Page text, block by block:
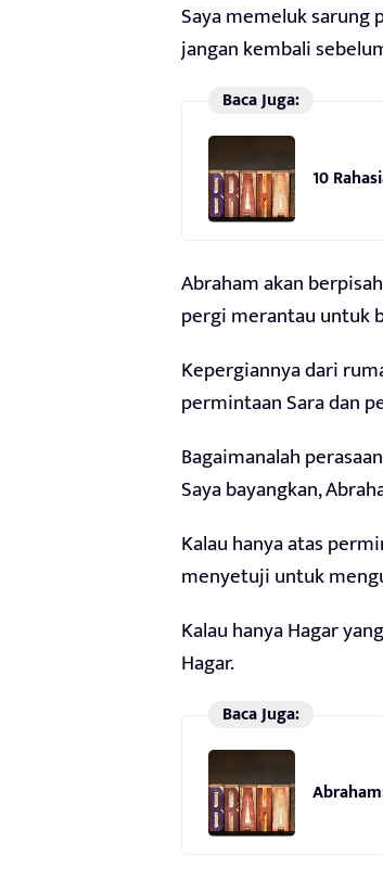
Saya memeluk sarung
jangan kembali
Baca Juga:
10
Abraham akan
pergi merantau untuk
Kepergiannya dari
permintaan Sara dan
Bagaimanalah
Saya bayangkan,
Kalau hanya atas
menyetuji untuk
Kalau hanya Hagar
Hagar.
Baca Juga: